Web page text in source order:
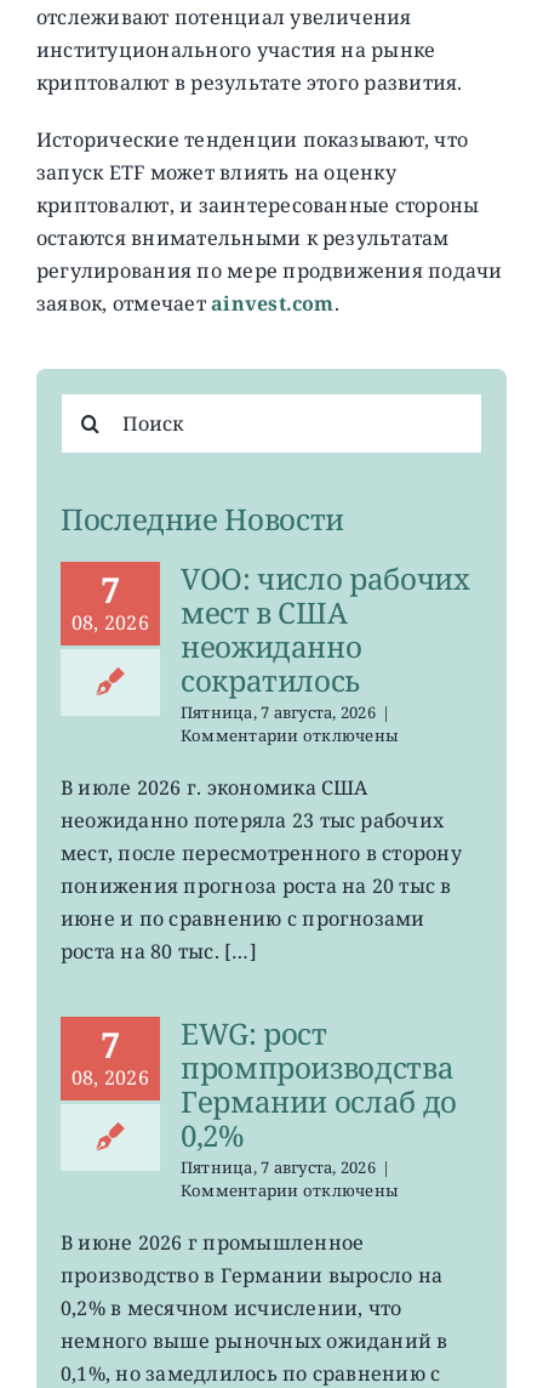
отслеживают потенциал увеличения
институционального участия на рынке
криптовалют в результате этого развития.
Исторические тенденции показывают, что
запуск ETF может влиять на оценку
криптовалют, и заинтересованные стороны
остаются внимательными к результатам
регулирования по мере продвижения подачи
заявок, отмечаетainvest.com.
поиска:
Последние Новости
7
08, 2026
VOO: число рабочих
мест в США
неожиданно
сократилось
Пятница, 7 августа, 2026 |
Комментариик
VOO:
рабочих
мест
США
неожиданно
отключены
В июле 2026 г. экономика США
неожиданно потеряла 23 тыс рабочих
мест, после пересмотренного в сторону
понижения прогноза роста на 20 тыс в
июне и по сравнению с прогнозами
роста на 80 тыс. […]
7
08, 2026
EWG: рост
промпроизводства
Германии ослаб до
0,2%
Пятница, 7 августа, 2026 |
Комментариик
EWG:
рост
промпроизводства
Германии
до
0,2%
отключены
В июне 2026 г промышленное
производство в Германии выросло на
0,2% в месячном исчислении, что
немного выше рыночных ожиданий в
0,1%, но замедлилось по сравнению с